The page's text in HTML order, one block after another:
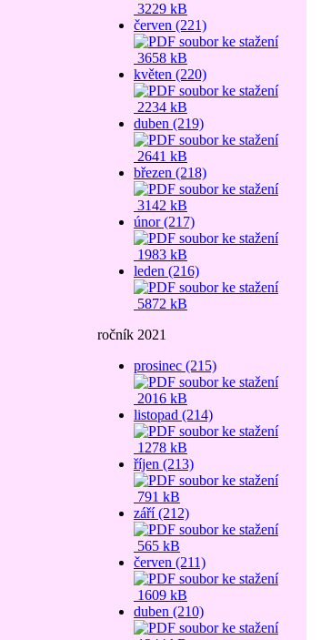
3229 kB
červen (221)
3658 kB
květen (220)
2234 kB
duben (219)
2641 kB
březen (218)
3142 kB
únor (217)
1983 kB
leden (216)
5872 kB
ročník 2021
prosinec (215)
2016 kB
listopad (214)
1278 kB
říjen (213)
791 kB
září (212)
565 kB
červen (211)
1609 kB
duben (210)